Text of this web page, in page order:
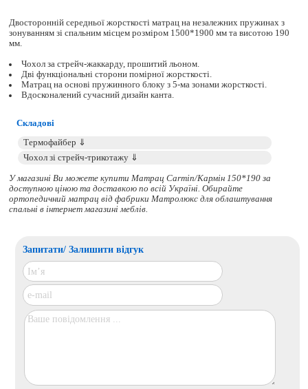
Двосторонній середньої жорсткості матрац на незалежних пружинах з
зонуванням зі спальним місцем розміром 1500*1900 мм та висотою 190
мм.
Чохол за стрейч-жаккарду, прошитий льоном.
Дві функціональні сторони помірної жорсткості.
Матрац на основі пружинного блоку з 5-ма зонами жорсткості.
Вдосконалений сучасний дизайн канта.
Складові
У магазині Ви можете купити Матрац Carmin/Кармін 150*190 за
доступною ціною та доставкою по всій Україні. Обирайте
ортопедичний матрацвід фабрики Матролюкс для облаштування
спальні в інтернет магазині меблів.
Запитати/ Залишити відгук